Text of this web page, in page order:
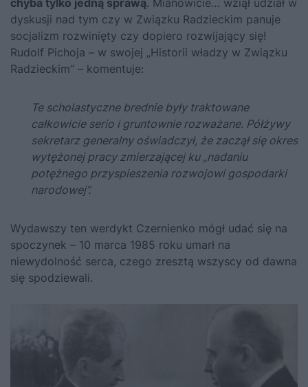
chyba tylko jedną sprawą. Mianowicie… wziął udział w
dyskusji nad tym czy w Związku Radzieckim panuje
socjalizm rozwinięty czy dopiero rozwijający się!
Rudolf Pichoja – w swojej „Historii władzy w Związku
Radzieckim” – komentuje:
Te scholastyczne brednie były traktowane
całkowicie serio i gruntownie rozważane. Półżywy
sekretarz generalny oświadczył, że zaczął się okres
wytężonej pracy zmierzającej ku „nadaniu
potężnego przyspieszenia rozwojowi gospodarki
narodowej”.
Wydawszy ten werdykt Czernienko mógł udać się na
spoczynek – 10 marca 1985 roku umarł na
niewydolność serca, czego zresztą wszyscy od dawna
się spodziewali.